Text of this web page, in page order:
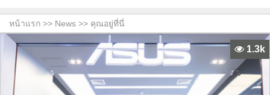
หน้าแรก >> News >> คุณอยู่ที่นี่
1.3k